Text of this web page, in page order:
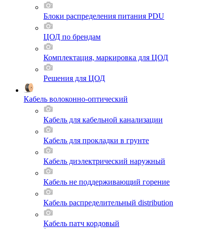
Блоки распределения питания PDU
ЦОД по брендам
Комплектация, маркировка для ЦОД
Решения для ЦОД
Кабель волоконно-оптический
Кабель для кабельной канализации
Кабель для прокладки в грунте
Кабель диэлектрический наружный
Кабель не поддерживающий горение
Кабель распределительный distribution
Кабель патч кордовый